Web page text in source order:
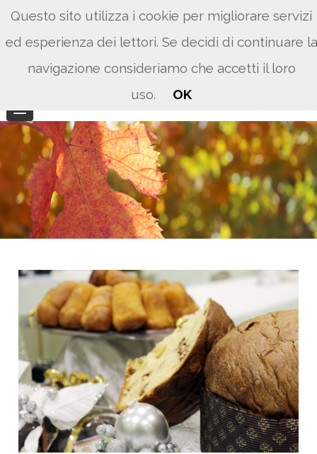
Questo sito utilizza i cookie per migliorare servizi
ed esperienza dei lettori. Se decidi di continuare la
navigazione consideriamo che accetti il loro
uso.
OK